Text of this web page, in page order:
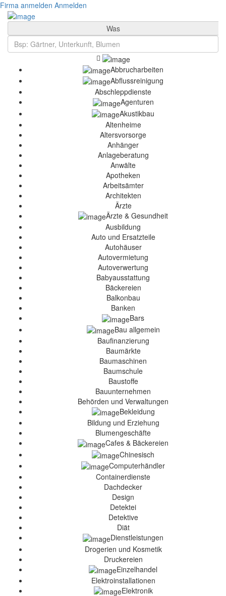
Firma anmelden Anmelden
Was
Abbrucharbeiten
Abflussreinigung
Abschleppdienste
Agenturen
Akustikbau
Altenheime
Altersvorsorge
Anhänger
Anlageberatung
Anwälte
Apotheken
Arbeitsämter
Architekten
Ärzte
Ärzte & Gesundheit
Ausbildung
Auto und Ersatzteile
Autohäuser
Autovermietung
Autoverwertung
Babyausstattung
Bäckereien
Balkonbau
Banken
Bars
Bau allgemein
Baufinanzierung
Baumärkte
Baumaschinen
Baumschule
Baustoffe
Bauunternehmen
Behörden und Verwaltungen
Bekleidung
Bildung und Erziehung
Blumengeschäfte
Cafes & Bäckereien
Chinesisch
Computerhändler
Containerdienste
Dachdecker
Design
Detektei
Detektive
Diät
Dienstleistungen
Drogerien und Kosmetik
Druckereien
Einzelhandel
Elektroinstallationen
Elektronik